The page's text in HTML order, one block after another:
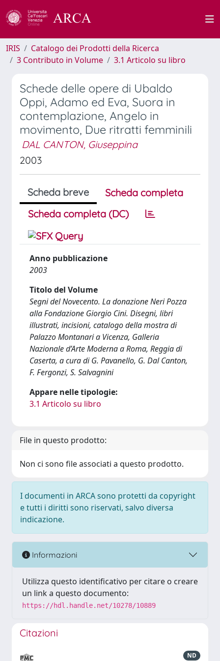
IRIS
Catalogo dei Prodotti della Ricerca
3 Contributo in Volume
3.1 Articolo su libro
Schede delle opere di Ubaldo
Oppi, Adamo ed Eva, Suora in
contemplazione, Angelo in
movimento, Due ritratti femminili
DAL CANTON, Giuseppina
2003
Scheda breve
Scheda completa
Scheda completa (DC)
Anno pubblicazione
2003
Titolo del Volume
Segni del Novecento. La donazione Neri Pozza
alla Fondazione Giorgio Cini. Disegni, libri
illustrati, incisioni, catalogo della mostra di
Palazzo Montanari a Vicenza, Galleria
Nazionale d’Arte Moderna a Roma, Reggia di
Caserta, a cura di G. Pavanello, G. Dal Canton,
F. Fergonzi, S. Salvagnini
Appare nelle tipologie:
3.1 Articolo su libro
File in questo prodotto:
Non ci sono file associati a questo prodotto.
I documenti in ARCA sono protetti da copyright
e tutti i diritti sono riservati, salvo diversa
indicazione.
Informazioni
Utilizza questo identificativo per citare o creare
un link a questo documento:
https://hdl.handle.net/10278/10889
Citazioni
ND